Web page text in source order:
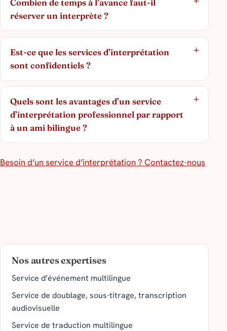
Combien de temps à l’avance faut-il
réserver un interprète ?
Est-ce que les services d’interprétation
sont confidentiels ?
Quels sont les avantages d’un service
d’interprétation professionnel par rapport
à un ami bilingue ?
Besoin d’un service d’interprétation ? Contactez-nous
Nos autres expertises
Service d’événement multilingue
Service de doublage, sous-titrage, transcription
audiovisuelle
Service de traduction multilingue